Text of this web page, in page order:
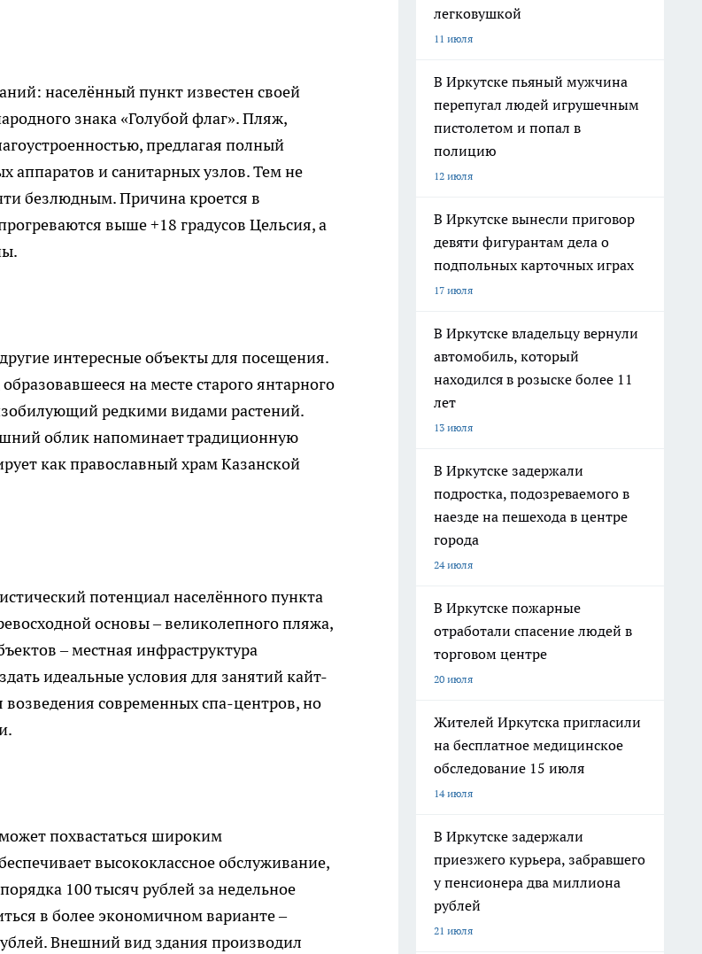
населённый пункт известен своей
знака «Голубой флаг». Пляж,
предлагая полный
аппаратов и санитарных узлов. Тем не
безлюдным. Причина кроется в
выше +18 градусов Цельсия, а
интересные объекты для посещения.
на месте старого янтарного
редкими видами растений.
облик напоминает традиционную
как православный храм Казанской
потенциал населённого пункта
основы – великолепного пляжа,
– местная инфраструктура
идеальные условия для занятий кайт-
современных спа-центров, но
похвастаться широким
высококлассное обслуживание,
100 тысяч рублей за недельное
в более экономичном варианте –
Внешний вид здания производил
легковушкой
11 июля
В Иркутске пьяный мужчина
перепугал людей игрушечным
пистолетом и попал в
полицию
12 июля
В Иркутске вынесли приговор
девяти фигурантам дела о
подпольных карточных играх
17 июля
В Иркутске владельцу вернули
автомобиль, который
находился в розыске более 11
лет
13 июля
В Иркутске задержали
подростка, подозреваемого в
наезде на пешехода в центре
города
24 июля
В Иркутске пожарные
отработали спасение людей в
торговом центре
20 июля
Жителей Иркутска пригласили
на бесплатное медицинское
обследование 15 июля
14 июля
В Иркутске задержали
приезжего курьера, забравшего
у пенсионера два миллиона
рублей
21 июля